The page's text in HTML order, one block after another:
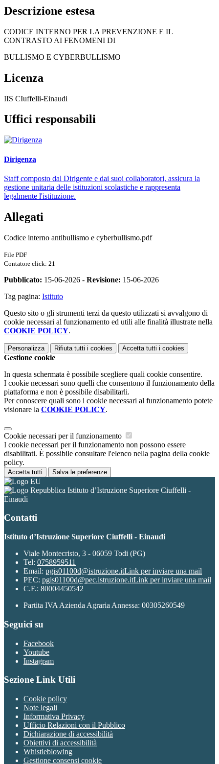
Descrizione estesa
CODICE INTERNO PER LA PREVENZIONE E IL
CONTRASTO AI FENOMENI DI
BULLISMO E CYBERBULLISMO
Licenza
IIS CIuffelli-Einaudi
Uffici responsabili
Dirigenza
Staff composto dal Dirigente e dai suoi collaboratori, assicura la
gestione unitaria delle istituzioni scolastiche e rappresenta
legalmente l'istituzione.
Allegati
Codice interno antibullismo e cyberbullismo.pdf
File PDF
Contatore click: 21
Pubblicato: 15-06-2026 - Revisione: 15-06-2026
Tag pagina: Istituto
Questo sito o gli strumenti terzi da questo utilizzati si avvalgono di
cookie necessari al funzionamento ed utili alle finalità illustrate nella
COOKIE POLICY.
Personalizza Rifiuta tutti i cookies Accetta tutti i cookies
Gestione cookie
In questa schermata è possibile scegliere quali cookie consentire.
I cookie necessari sono quelli che consentono il funzionamento della
piattaforma e non è possibile disabilitarli.
Per conoscere quali sono i cookie necessari al funzionamento potete
visionare la COOKIE POLICY.
Cookie necessari per il funzionamento
I cookie necessari per il funzionamento non possono essere
disabilitati. È possibile consultare l'elenco nella pagina della cookie
policy.
Accetta tutti Salva le preferenze
Istituto d’Istruzione Superiore Ciuffelli -
Einaudi
Contatti
Istituto d’Istruzione Superiore Ciuffelli - Einaudi
Viale Montecristo, 3 - 06059 Todi (PG)
Tel: 0758959511
Email: pgis01100d@istruzione.itLink per inviare una mail
PEC: pgis01100d@pec.istruzione.itLink per inviare una mail
C.F.: 80004450542
Partita IVA Azienda Agraria Annessa: 00305260549
Seguici su
Facebook
Youtube
Instagram
Sezione Link Utili
Cookie policy
Note legali
Informativa Privacy
Ufficio Relazioni con il Pubblico
Dichiarazione di accessibilità
Obiettivi di accessibilità
Whistleblowing
Gestione consensi cookie